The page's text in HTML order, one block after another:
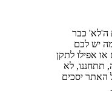
ה'לא' כבר
יש לכם
אפילו לתקן
תתחננו, לא
האתר יסכים